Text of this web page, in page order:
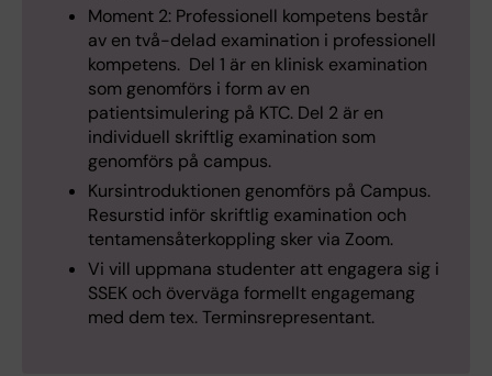
Moment 2: Professionell kompetens består
av en två-delad examination i professionell
kompetens. Del 1 är en klinisk examination
som genomförs i form av en
patientsimulering på KTC. Del 2 är en
individuell skriftlig examination som
genomförs på campus.
Kursintroduktionen genomförs på Campus.
Resurstid inför skriftlig examination och
tentamensåterkoppling sker via Zoom.
Vi vill uppmana studenter att engagera sig i
SSEK och överväga formellt engagemang
med dem tex. Terminsrepresentant.